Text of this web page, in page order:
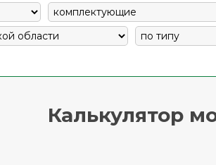
Калькулятор